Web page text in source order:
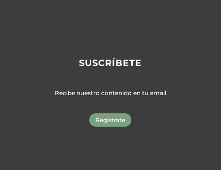
SUSCRÍBETE
Recibe nuestro contenido en tu email
Regístrate